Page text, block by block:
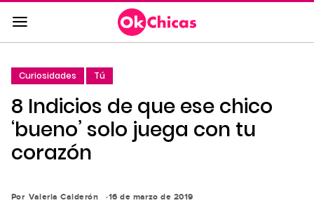
Saltar
al
contenido
a
la
navegación
principal
Curiosidades Tú
8 Indicios de que ese chico
‘bueno’ solo juega con tu
corazón
Por Valeria Calderón 16 de marzo de 2019